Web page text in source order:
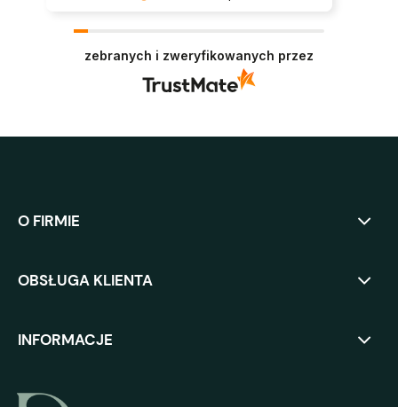
zebranych i zweryfikowanych przez
O FIRMIE
OBSŁUGA KLIENTA
INFORMACJE